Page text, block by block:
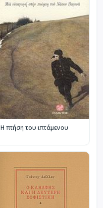
Η πτήση του ιπτάμενου